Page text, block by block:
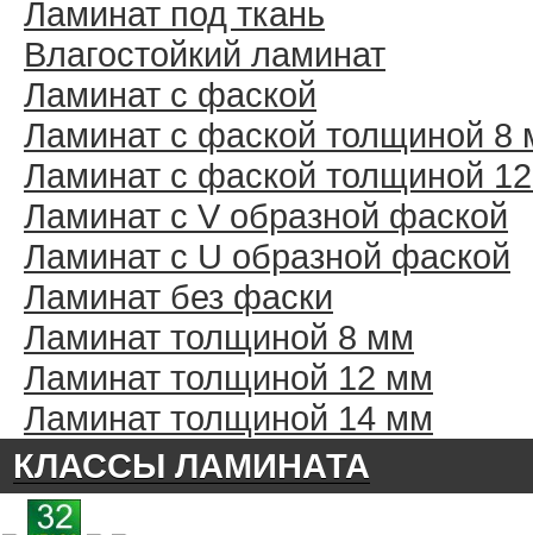
Ламинат под ткань
Влагостойкий ламинат
Ламинат с фаской
Ламинат с фаской толщиной 8
Ламинат с фаской толщиной
Ламинат с V образной фаской
Ламинат с U образной фаской
Ламинат без фаски
Ламинат толщиной 8 мм
Ламинат толщиной 12 мм
Ламинат толщиной 14 мм
КЛАССЫ ЛАМИНАТА